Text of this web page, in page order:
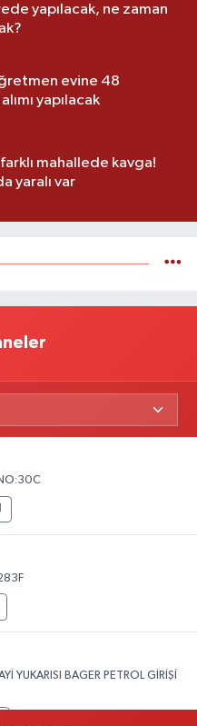
yapılacak, ne zaman
evine 48
yapılacak
farklı mahallede kavga!
yaralı var
YUKARISI BAGER PETROL GİRİŞİ